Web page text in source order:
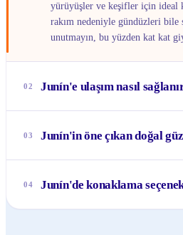
yürüyüşler ve keşifler için ideal
rakım nedeniyle gündüzleri bile
unutmayın, bu yüzden kat kat
02 Junín'e ulaşım nasıl
büyük şehirlerden otobüsle
taksiler veya colectivolar (ortak
03 Junín'in öne çıkan doğal
Peru'nun ikinci en büyük gölü
04 Junín'de konaklama